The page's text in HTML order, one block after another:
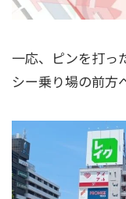
一応、ピンを打っ
シー乗り場の前方